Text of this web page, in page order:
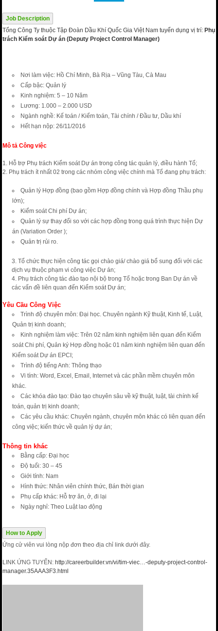
Job Description
Tổng Công Ty thuộc Tập Đoàn Dầu Khí Quốc Gia Việt Nam tuyển dụng vị trí: Phụ
trách Kiểm soát Dự án (Deputy Project Control Manager)
Nơi làm việc: Hồ Chí Minh, Bà Rịa – Vũng Tàu, Cà Mau
Cấp bậc: Quản lý
Kinh nghiệm: 5 – 10 Năm
Lương: 1.000 – 2.000 USD
Ngành nghề: Kế toán / Kiểm toán, Tài chính / Đầu tư, Dầu khí
Hết hạn nộp: 26/11/2016
Mô tả Công việc
1. Hỗ trợ Phụ trách Kiểm soát Dự án trong công tác quản lý, điều hành Tổ;
2. Phụ trách ít nhất 02 trong các nhóm công việc chính mà Tổ đang phụ trách:
Quản lý Hợp đồng (bao gồm Hợp đồng chính và Hợp đồng Thầu phụ
lớn);
Kiểm soát Chi phí Dự án;
Quản lý sự thay đổi so với các hợp đồng trong quá trình thực hiện Dự
án (Variation Order );
Quản trị rủi ro.
Tổ chức thực hiện công tác gọi chào giá/ chào giá bổ sung đối với các
dịch vụ thuộc phạm vi công việc Dự án;
4. Phụ trách công tác đào tạo nội bộ trong Tổ hoặc trong Ban Dự án về
các vấn đề liên quan đến Kiểm soát Dự án;
Yêu Cầu Công Việc
Trình độ chuyên môn: Đại học. Chuyên ngành Kỹ thuật, Kinh tế, Luật,
Quản trị kinh doanh;
Kinh nghiệm làm việc: Trên 02 năm kinh nghiệm liên quan đến Kiểm
soát Chi phí, Quản ký Hợp đồng hoặc 01 năm kinh nghiệm liên quan đến
Kiểm soát Dự án EPCI;
Trình độ tiếng Anh: Thông thạo
Vi tính: Word, Excel, Email, Internet và các phần mềm chuyên môn
khác.
Các khóa đào tạo: Đào tạo chuyên sâu về kỹ thuật, luật, tài chính kế
toán, quản trị kinh doanh;
Các yêu cầu khác: Chuyên ngành, chuyên môn khác có liên quan đến
công việc; kiến thức về quản lý dự án;
Thông tin khác
Bằng cấp: Đại học
Độ tuổi: 30 – 45
Giới tính: Nam
Hình thức: Nhân viên chính thức, Bán thời gian
Phụ cấp khác: Hỗ trợ ăn, ở, đi lại
Ngày nghỉ: Theo Luật lao động
How to Apply
Ứng cử viên vui lòng nộp đơn theo địa chỉ link dưới đây.
LINK ỨNG TUYỂN: http://careerbuilder.vn/vi/tim-viec…-deputy-project-control-
manager.35AAA3F3.html